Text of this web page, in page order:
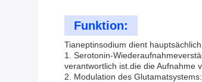
Funktion:
Tianeptinsodium dient
1. Serotonin-
verantwortlich ist.die die Aufnahme
2. Modulation des